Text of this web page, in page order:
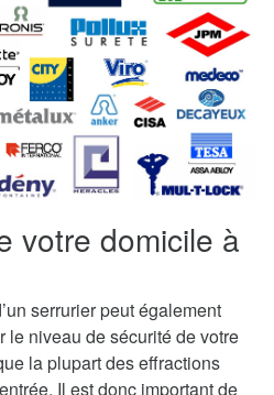
votre domicile à
serrurier peut également
le niveau de sécurité de votre
la plupart des effractions
Il est donc important de